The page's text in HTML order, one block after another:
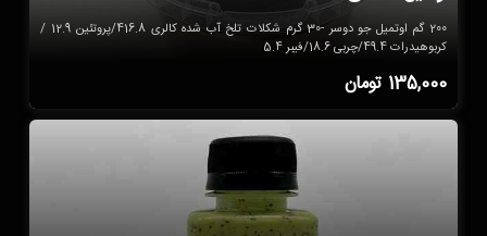
200 گم اوتمیل جو دوسر -30 گرم شکلات تلخ آب شده کالری 416.8/پروتئین 12.9 /
کربوهیدرات 49.4/چربی 18.6/فیبر 5.4
135,000 تومان